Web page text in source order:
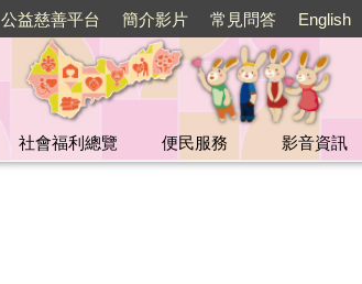
公益慈善平台 簡介影片 常見問答 English
社會福利總覽 便民服務 影音資訊